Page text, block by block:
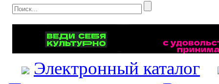
Электронный каталог